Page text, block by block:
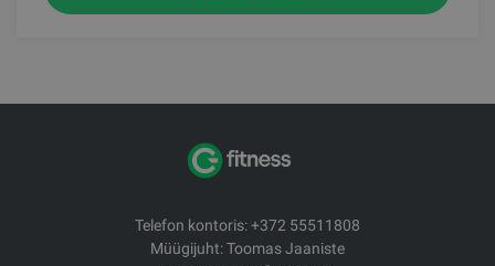
Telefon kontoris: +372 55511808
Müügijuht: Toomas Jaaniste